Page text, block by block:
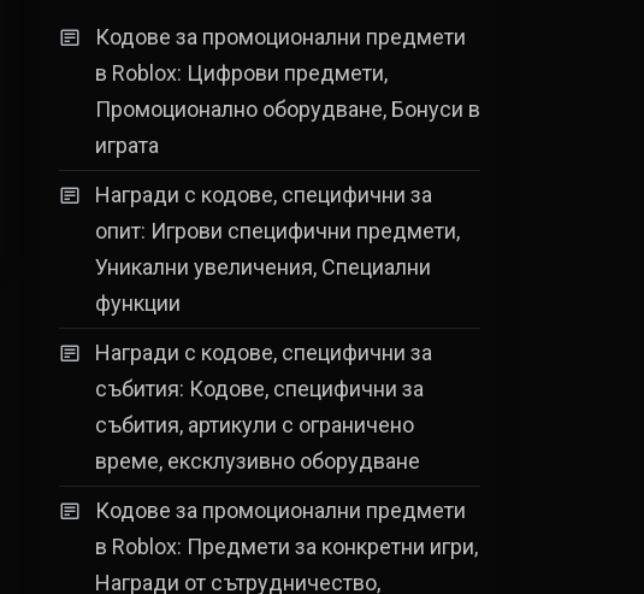
Кодове за промоционални предмети
в Roblox: Цифрови предмети,
Промоционално оборудване, Бонуси в
играта
Награди с кодове, специфични за
опит: Игрови специфични предмети,
Уникални увеличения, Специални
функции
Награди с кодове, специфични за
събития: Кодове, специфични за
събития, артикули с ограничено
време, ексклузивно оборудване
Кодове за промоционални предмети
в Roblox: Предмети за конкретни игри,
Награди от сътрудничество,